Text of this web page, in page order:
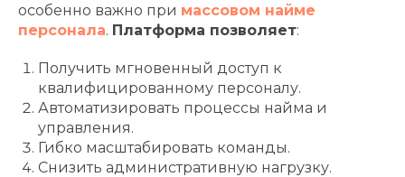
особенно важно при массовом найме
персонала. Платформа позволяет:
Получить мгновенный доступ к
квалифицированному персоналу.
Автоматизировать процессы найма и
управления.
Гибко масштабировать команды.
Снизить административную нагрузку.